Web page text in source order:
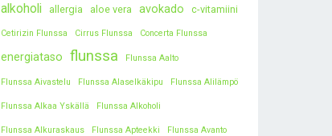
alkoholi allergia aloe vera avokado c-vitamiini
Cetirizin Flunssa Cirrus Flunssa Concerta Flunssa
energiataso flunssa Flunssa Aalto
Flunssa Aivastelu Flunssa Alaselkäkipu Flunssa Alilämpö
Flunssa Alkaa Yskällä Flunssa Alkoholi
Flunssa Alkuraskaus Flunssa Apteekki Flunssa Avanto